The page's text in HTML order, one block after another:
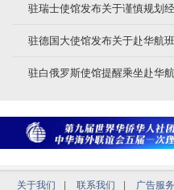
驻瑞士使馆发布关于谨慎规划
驻德国大使馆发布关于赴华航
驻白俄罗斯使馆提醒乘坐赴华
关于我们 联系我们 广告服务